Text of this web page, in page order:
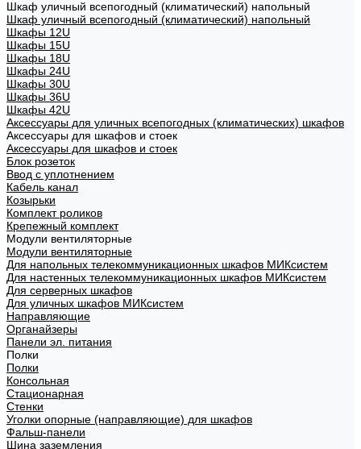
Шкаф уличный всепогодный (климатический) напольный
Шкаф уличный всепогодный (климатический) напольный
Шкафы 12U
Шкафы 15U
Шкафы 18U
Шкафы 24U
Шкафы 30U
Шкафы 36U
Шкафы 42U
Аксессуары для уличных всепогодных (климатических) шкафов
Аксессуары для шкафов и стоек
Аксессуары для шкафов и стоек
Блок розеток
Ввод с уплотнением
Кабель канал
Козырьки
Комплект роликов
Крепежный комплект
Модули вентиляторные
Модули вентиляторные
Для напольных телекоммуникационных шкафов МИКсистем
Для настенных телекоммуникационных шкафов МИКсистем
Для серверных шкафов
Для уличных шкафов МИКсистем
Направляющие
Органайзеры
Панели эл. питания
Полки
Полки
Консольная
Стационарная
Стенки
Уголки опорные (направляющие) для шкафов
Фальш-панели
Шина заземления